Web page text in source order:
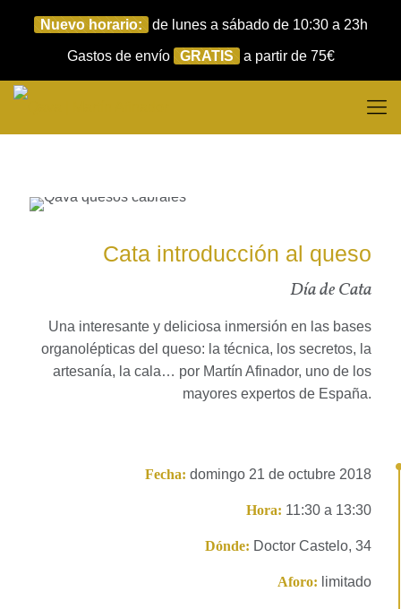
Nuevo horario: de lunes a sábado de 10:30 a 23h
Gastos de envío GRATIS a partir de 75€
Cata introducción al queso
Día de Cata
Una interesante y deliciosa inmersión en las bases
organolépticas del queso: la técnica, los secretos, la
artesanía, la cala… por Martín Afinador, uno de los
mayores expertos de España.
Fecha: domingo 21 de octubre 2018
Hora: 11:30 a 13:30
Dónde: Doctor Castelo, 34
Aforo: limitado